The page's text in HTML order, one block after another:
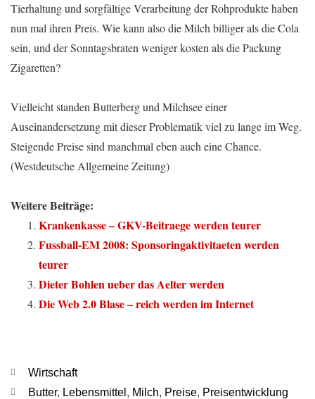
Tierhaltung und sorgfältige Verarbeitung der Rohprodukte haben
nun mal ihren Preis. Wie kann also die Milch billiger als die Cola
sein, und der Sonntagsbraten weniger kosten als die Packung
Zigaretten?
Vielleicht standen Butterberg und Milchsee einer
Auseinandersetzung mit dieser Problematik viel zu lange im Weg.
Steigende Preise sind manchmal eben auch eine Chance.
(Westdeutsche Allgemeine Zeitung)
Weitere Beiträge:
Krankenkasse – GKV-Beitraege werden teurer
Fussball-EM 2008: Sponsoringaktivitaeten werden
teurer
Dieter Bohlen ueber das Aelter werden
Die Web 2.0 Blase – reich werden im Internet
Kategorien
Wirtschaft
Schlagwörter
Butter, Lebensmittel , Milch, Preise, Preisentwicklung